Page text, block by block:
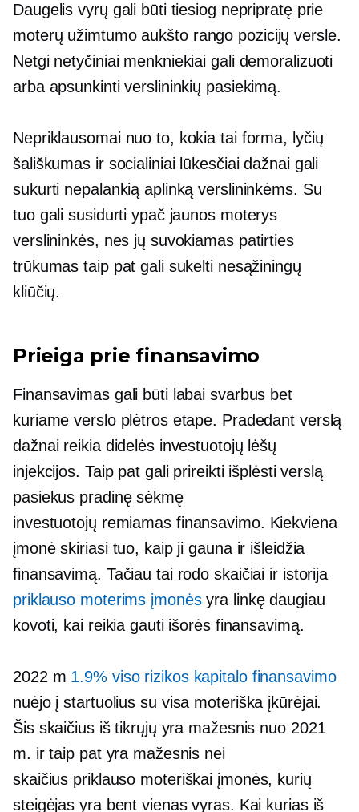
Daugelis vyrų gali būti tiesiog nepripratę prie
moterų užimtumoaukšto rango pozicijų versle.
Netgi netyčiniai menkniekiai gali demoralizuoti
arba apsunkinti verslininkių pasiekimą.
Nepriklausomai nuo to, kokia tai forma, lyčių
šališkumas ir socialiniai lūkesčiai dažnai gali
sukurti nepalankią aplinką verslininkėms. Su
tuo gali susidurti ypač jaunos moterys
verslininkės, nes jų suvokiamas patirties
trūkumas taip pat gali sukelti nesąžiningų
kliūčių.
Prieiga prie finansavimo
Finansavimas gali būti labai svarbus bet
kuriame verslo plėtros etape. Pradedant verslą
dažnai reikia didelės investuotojų lėšų
injekcijos. Taip pat gali prireikti išplėsti verslą
pasiekus pradinę sėkmę
investuotojų remiamasfinansavimo. Kiekviena
įmonė skiriasi tuo, kaip ji gauna ir išleidžia
finansavimą. Tačiau tai rodo skaičiai ir istorija
priklauso moterims įmonėsyra linkę daugiau
kovoti, kai reikia gauti išorės finansavimą.
2022 m 1.9% viso rizikos kapitalo finansavimo
nuėjo į startuolius su visa moteriška įkūrėjai.
Šis skaičius iš tikrųjų yra mažesnis nuo 2021
m. ir taip pat yra mažesnis nei
skaičius priklauso moteriškai įmonės, kurių
steigėjas yra bent vienas vyras. Kai kurias iš